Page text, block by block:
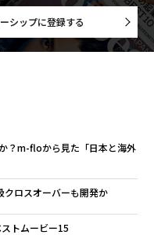
シップに登録する
？m-floから見た「日本と海外
クロスオーバーも開発か
トムービー15